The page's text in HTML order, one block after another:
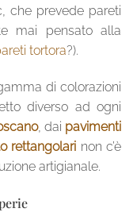
che prevede pareti
mai pensato alla
tortora?).
di colorazioni
diverso ad ogni
, dai pavimenti
rettangolari non c’è
artigianale.